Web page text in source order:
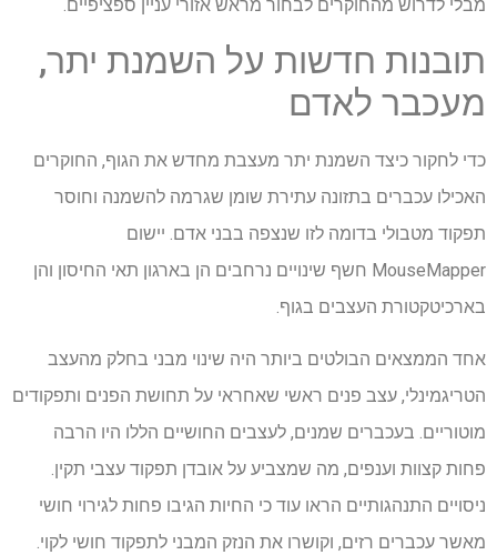
מבלי לדרוש מהחוקרים לבחור מראש אזורי עניין ספציפיים.
תובנות חדשות על השמנת יתר,
מעכבר לאדם
כדי לחקור כיצד השמנת יתר מעצבת מחדש את הגוף, החוקרים
האכילו עכברים בתזונה עתירת שומן שגרמה להשמנה וחוסר
תפקוד מטבולי בדומה לזו שנצפה בבני אדם. יישום
MouseMapper חשף שינויים נרחבים הן בארגון תאי החיסון והן
בארכיטקטורת העצבים בגוף.
אחד הממצאים הבולטים ביותר היה שינוי מבני בחלק מהעצב
הטריגמינלי, עצב פנים ראשי שאחראי על תחושת הפנים ותפקודים
מוטוריים. בעכברים שמנים, לעצבים החושיים הללו היו הרבה
פחות קצוות וענפים, מה שמצביע על אובדן תפקוד עצבי תקין.
ניסויים התנהגותיים הראו עוד כי החיות הגיבו פחות לגירוי חושי
מאשר עכברים רזים, וקושרו את הנזק המבני לתפקוד חושי לקוי.